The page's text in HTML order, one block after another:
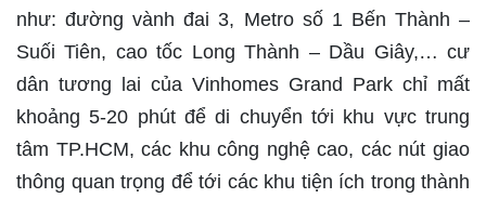
như: đường vành đai 3, Metro số 1 Bến Thành –
Suối Tiên, cao tốc Long Thành – Dầu Giây,… cư
dân tương lai của Vinhomes Grand Park chỉ mất
khoảng 5-20 phút để di chuyển tới khu vực trung
tâm TP.HCM, các khu công nghệ cao, các nút giao
thông quan trọng để tới các khu tiện ích trong thành